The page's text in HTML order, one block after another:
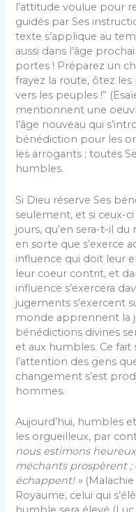
l’attitude voulue pour
guidés par Ses
texte s’applique au
aussi dans l’âge
por­tes ! Préparez un
frayez la route, ôtez
vers les peuples !”
mentionnent une
l’âge nouveau qui
bénédiction pour les
les arrogants ; toutes
humbles.
Si Dieu réserve Ses
seulement, et si ceux-
jours, qu’en sera-t-il
en sorte que s’exerce
influence qui doit leur
leur coeur contrit, et
influence s’exerce­ra
jugements s’exercent
monde apprennent la
bénédictions divines
et aux humbles. Ce
l’attention des gens
changement s’est
hommes.
Aujourd’hui, humbles
les orgueilleux, par
nous estimons
méchants prospèrent
échappent! »
Royaume, celui qui